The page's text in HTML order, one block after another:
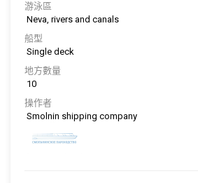
游泳區
Neva, rivers and canals
船型
Single deck
地方數量
10
操作者
Smolnin shipping company